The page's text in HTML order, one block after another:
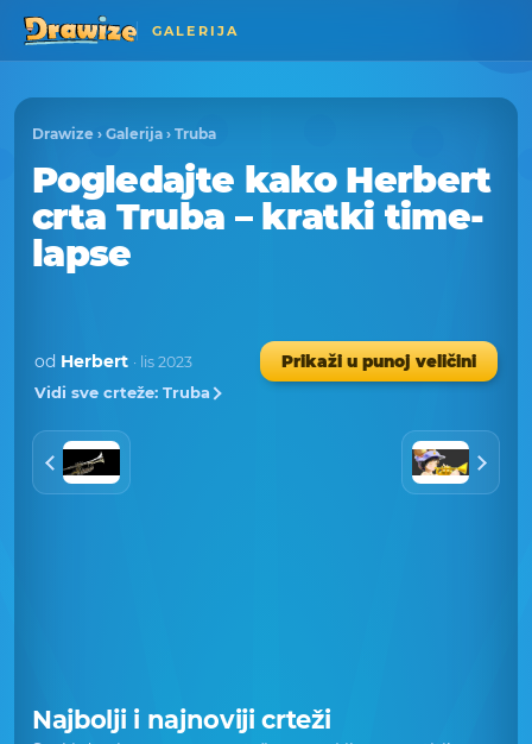
GALERIJA
Drawize › Galerija › Truba
Pogledajte kako Herbert
crta Truba – kratki time-
lapse
od Herbert · lis 2023
Prikaži u punoj veličini
Vidi sve crteže: Truba
Najbolji i najnoviji crteži